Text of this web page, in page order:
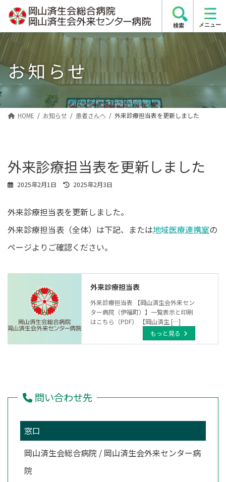
テ
ン
ツ
へ
キ
ッ
ゲ
ー
シ
ョ
に
移
お知らせ
HOME お知らせ 患者さんへ 外来診療担当表を更新しました
外来診療担当表を更新しました
2025年2月1日
最
新
時
2025年2月3日
外来診療担当表を更新しました。
外来診療担当表（全体）は下記、または地域医療連携室の
ページよりご確認ください。
外来診療担当表
外来診療担当表 【岡山済生会外来セン
ター病院（伊福町）】一覧表示と印刷
はこちら（PDF） 【岡山済生 […]
もっと見る
問い合わせ先
窓口
岡山済生会総合病院 / 岡山済生会外来センター病
院
検索